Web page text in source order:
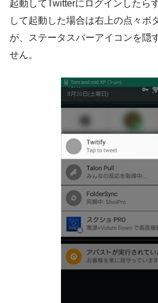
起動してTwitterにログインしたら
して起動した場合は右上の点々ボ
が、ステータスバーアイコンを隠
せん。